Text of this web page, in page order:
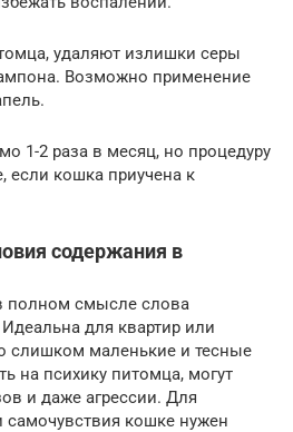
удаляют излишки серы
Возможно применение
1-2 раза в месяц, но процедуру
если кошка приучена к
содержания в
полном смысле слова
для квартир или
слишком маленькие и тесные
на психику питомца, могут
и даже агрессии. Для
самочувствия кошке нужен